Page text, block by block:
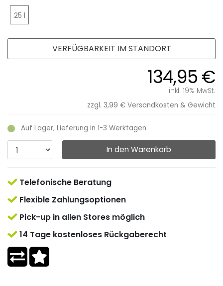
25 l
134,95 €
inkl. 19% MwSt.
zzgl. 3,99 € Versandkosten & Gewicht
Auf Lager, Lieferung in 1-3 Werktagen
In den Warenkorb
VERFÜGBARKEIT IM STANDORT
Telefonische Beratung
Flexible Zahlungsoptionen
Pick-up in allen Stores möglich
14 Tage kostenloses Rückgaberecht